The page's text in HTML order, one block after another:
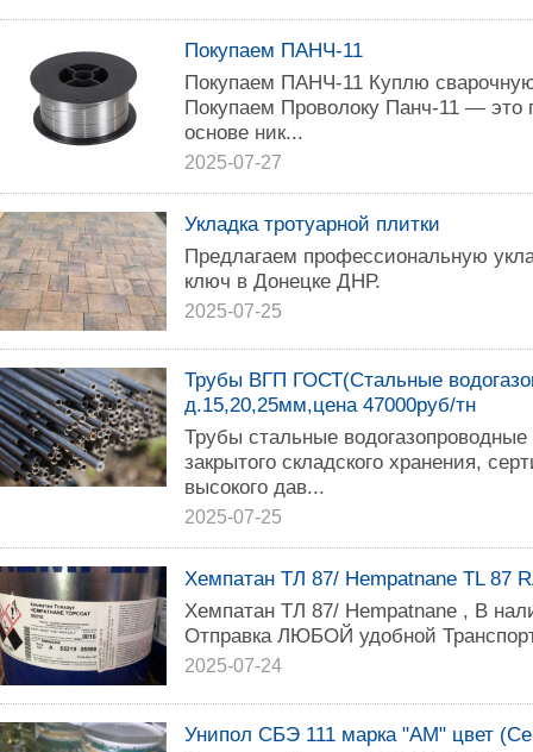
Покупаем ПАНЧ-11
Покупаем ПАНЧ-11 Куплю
Покупаем Проволоку Панч-11 — это
основе ник...
2025-07-27
Укладка тротуарной плитки
Предлагаем профессиональную
ключ в Донецке ДНР.
2025-07-25
Трубы ВГП ГОСТ(Стальные
д.15,20,25мм,цена 47000руб/тн
Трубы стальные
закрытого складского хранения,
высокого дав...
2025-07-25
Хемпатан ТЛ 87/ Hempatnane TL 87
Хемпатан ТЛ 87/ Hempatnane , В
Отправка ЛЮБОЙ удобной
2025-07-24
Унипол СБЭ 111 марка "АМ" цвет